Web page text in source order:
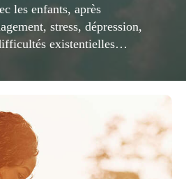
les enfants, après
stress, dépression,
existentielles…